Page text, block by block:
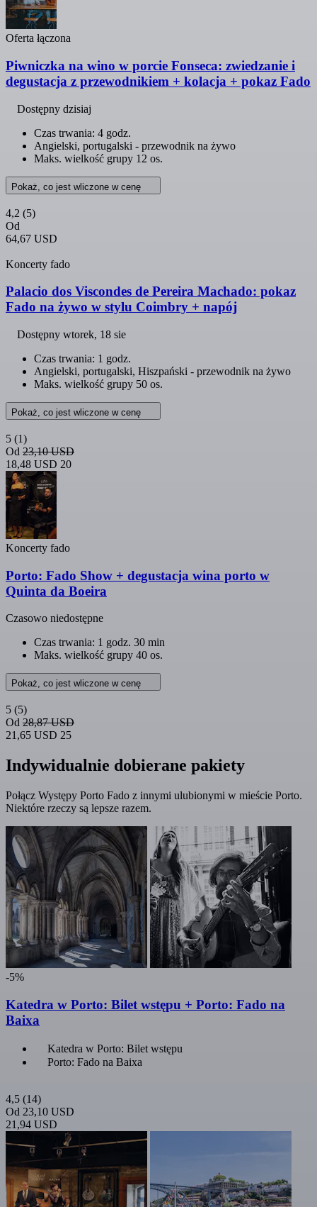
Oferta łączona
Piwniczka na wino w porcie Fonseca: zwiedzanie i
degustacja z przewodnikiem + kolacja + pokaz Fado
Dostępny dzisiaj
Czas trwania: 4 godz.
Angielski, portugalski - przewodnik na żywo
Maks. wielkość grupy 12 os.
Pokaż, co jest wliczone w cenę
4,2 (5)
Od
64,67 USD
Koncerty fado
Palacio dos Viscondes de Pereira Machado: pokaz
Fado na żywo w stylu Coimbry + napój
Dostępny wtorek, 18 sie
Czas trwania: 1 godz.
Angielski, portugalski, Hiszpański - przewodnik na żywo
Maks. wielkość grupy 50 os.
Pokaż, co jest wliczone w cenę
5 (1)
Od 23,10 USD
18,48 USD 20
Koncerty fado
Porto: Fado Show + degustacja wina porto w
Quinta da Boeira
Czasowo niedostępne
Czas trwania: 1 godz. 30 min
Maks. wielkość grupy 40 os.
Pokaż, co jest wliczone w cenę
5 (5)
Od 28,87 USD
21,65 USD 25
Indywidualnie dobierane pakiety
Połącz Występy Porto Fado z innymi ulubionymi w mieście Porto.
Niektóre rzeczy są lepsze razem.
-5%
Katedra w Porto: Bilet wstępu + Porto: Fado na
Baixa
Katedra w Porto: Bilet wstępu
Porto: Fado na Baixa
4,5 (14)
Od 23,10 USD
21,94 USD